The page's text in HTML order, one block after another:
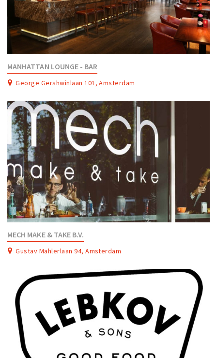
MANHATTAN LOUNGE - BAR
George Gershwinlaan 101, Amsterdam
MECH MAKE & TAKE B.V.
Gustav Mahlerlaan 94, Amsterdam